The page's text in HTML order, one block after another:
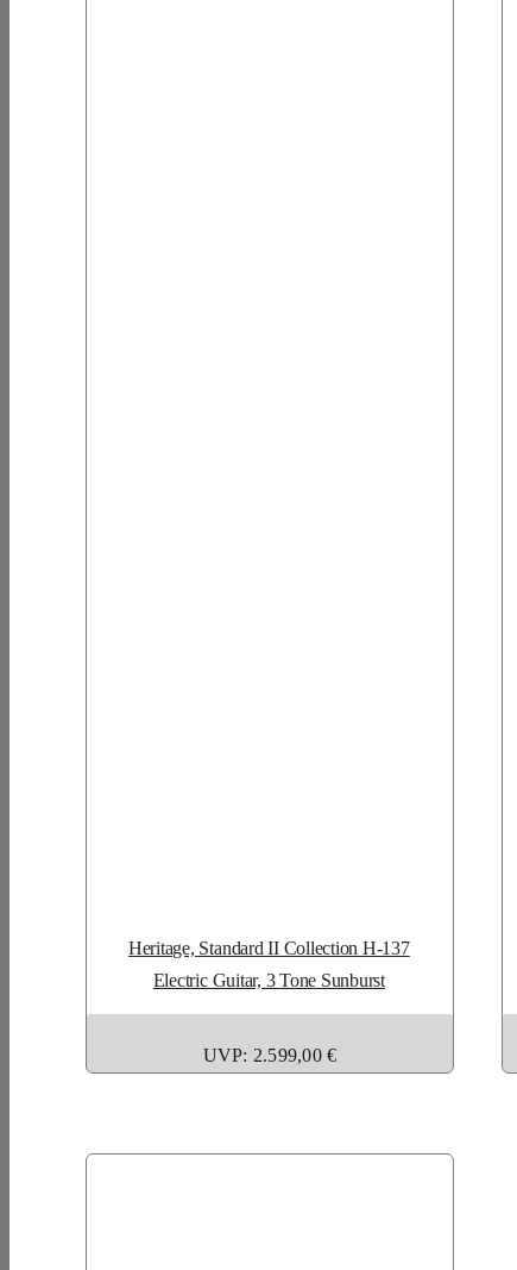
Heritage, Standard II Collection H-137
Electric Guitar, 3 Tone Sunburst
UVP: 2.599,00 €